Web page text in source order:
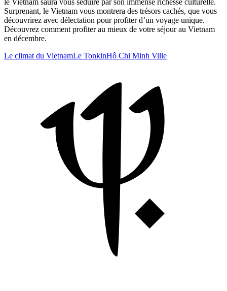
Surprenant, le Vietnam vous montrera des trésors cachés, que vous
découvrirez avec délectation pour profiter d’un voyage unique.
Découvrez comment profiter au mieux de votre séjour au Vietnam
en décembre.
Le climat du VietnamLe TonkinHô Chi Minh Ville